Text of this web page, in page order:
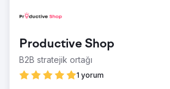
Productive Shop
B2B stratejik ortağı
1 yorum